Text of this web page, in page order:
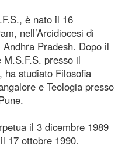
è nato il 16
nell’Arcidiocesi di
Pradesh. Dopo il
M.S.F.S. presso il
ha studiato Filosofia
e Teologia presso
il 3 dicembre 1989
17 ottobre 1990.